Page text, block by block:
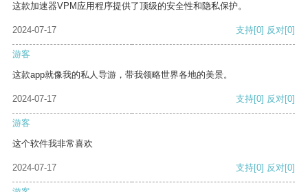
这款加速器VPM应用程序提供了顶级的安全性和隐私保护。
2024-07-17 支持[0] 反对[0]
游客
这款app就像我的私人导游，带我领略世界各地的美景。
2024-07-17 支持[0] 反对[0]
游客
这个软件我非常喜欢
2024-07-17 支持[0] 反对[0]